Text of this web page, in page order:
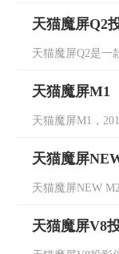
天猫魔屏Q2
天猫魔屏Q2是一
天猫魔屏M1
天猫魔屏M1，
天猫魔屏
天猫魔屏NEW
天猫魔屏V8